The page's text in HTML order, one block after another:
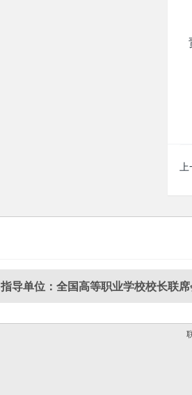
上
指导单位：全国高等职业学校校长联